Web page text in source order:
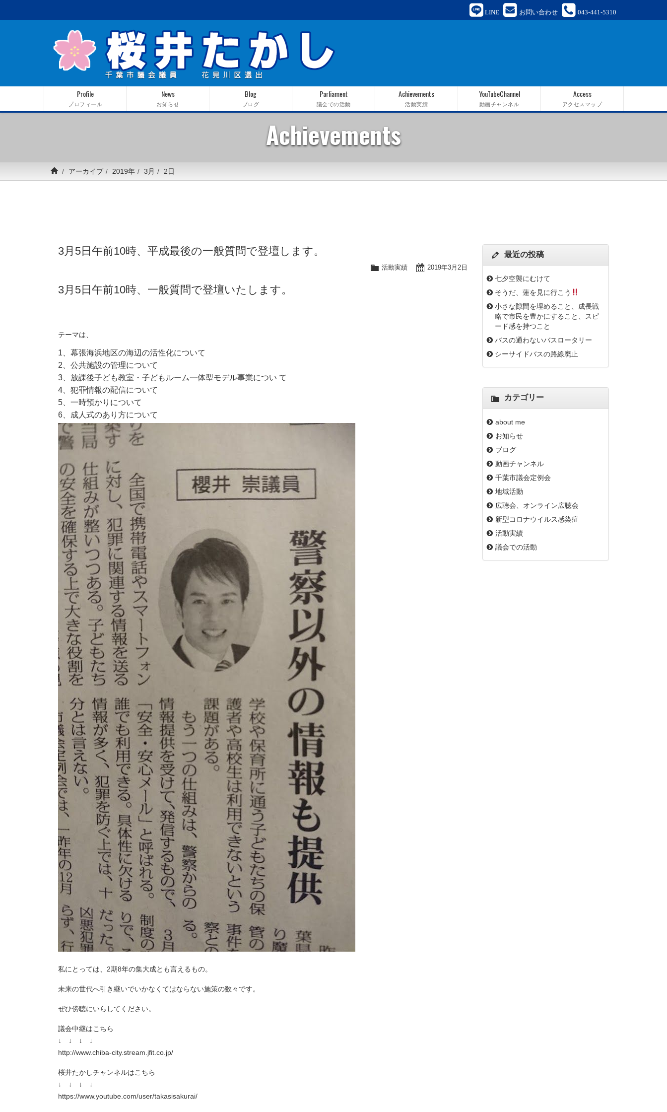
LINE お問い合わせ 043-441-5310
Profile
プロフィール
News
お知らせ
Blog
ブログ
Parliament
議会での活動
Achievements
活動実績
YouTubeChannel
動画チャンネル
Access
アクセスマップ
Achievements
アーカイブ 2019年 3月 2日
3月5日午前10時、平成最後の一般質問で登壇します。
2019年3月2日
活動実績
3月5日午前10時、一般質問で登壇いたします。
テーマは、
1、幕張海浜地区の海辺の活性化について
2、公共施設の管理について
3、放課後子ども教室・子どもルーム一体型モデル事業につい て
4、犯罪情報の配信について
5、一時預かりについて
6、成人式のあり方について
私にとっては、2期8年の集大成とも言えるもの。
未来の世代へ引き継いでいかなくてはならない施策の数々です。
ぜひ傍聴にいらしてください。
議会中継はこちら
↓ ↓ ↓ ↓
http://www.chiba-city.stream.jfit.co.jp/
桜井たかしチャンネルはこちら
↓ ↓ ↓ ↓
https://www.youtube.com/user/takasisakurai/
最近の投稿
七夕空襲にむけて
そうだ、蓮を見に行こう
小さな隙間を埋めること、成長戦
略で市民を豊かにすること、スピ
ード感を持つこと
バスの通わないバスロータリー
シーサイドバスの路線廃止
カテゴリー
about me
お知らせ
ブログ
動画チャンネル
千葉市議会定例会
地域活動
広聴会、オンライン広聴会
新型コロナウイルス感染症
活動実績
議会での活動